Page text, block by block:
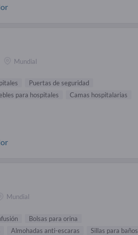
Mundial
Puertas de seguridad
para hospitales
Camas hospitalarias
Mundial
Bolsas para orina
Almohadas anti-escaras
Sillas para baños